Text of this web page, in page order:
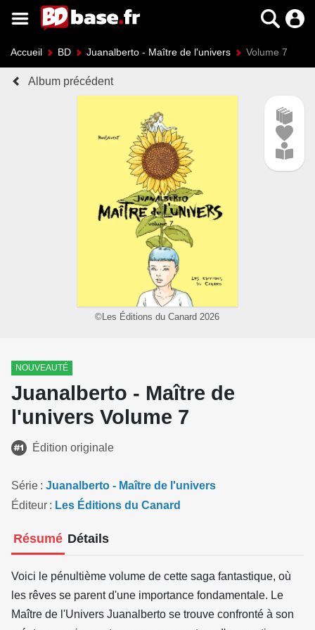
Accueil BD Juanalberto - Maître de l'univers Volume 7
Album précédent
©Les Éditions du Canard 2026
NOUVEAUTÉ
Juanalberto - Maître de
l'univers Volume 7
Édition originale
Série
Juanalberto - Maître de l'univers
Éditeur
Les Éditions du Canard
Résumé Détails
Voici le pénultième volume de cette saga fantastique, où
les rêves se parent d'une importance fondamentale. Le
Maître de l'Univers Juanalberto se trouve confronté à son